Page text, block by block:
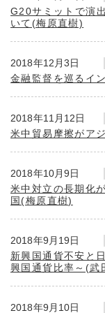
G20サミットで演
いて(梅原直樹)
2018年12月3日
金融監督を巡るイ
2018年11月12日
米中貿易摩擦がア
2018年10月9日
米中対立の長期化
国(梅原直樹)
2018年9月19日
新興国通貨不安と
興国通貨比率～(武
2018年9月10日